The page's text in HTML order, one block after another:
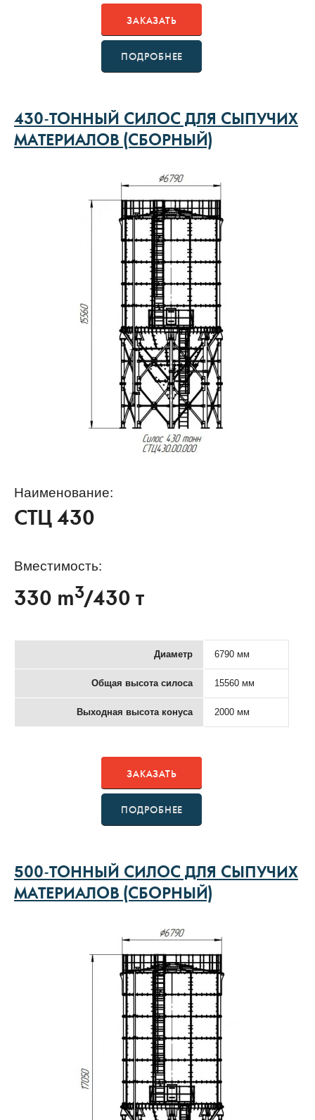
ЗАКАЗАТЬ
ПОДРОБНЕЕ
430-ТОННЫЙ СИЛОС ДЛЯ СЫПУЧИХ
МАТЕРИАЛОВ (СБОРНЫЙ)
Наименование:
СТЦ 430
Вместимость:
330 m3/430 т
Диаметр 6790 мм
Общая высота силоса 15560 мм
Выходная высота конуса 2000 мм
ЗАКАЗАТЬ
ПОДРОБНЕЕ
500-ТОННЫЙ СИЛОС ДЛЯ СЫПУЧИХ
МАТЕРИАЛОВ (СБОРНЫЙ)